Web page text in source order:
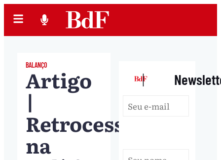
BALANÇO
Artigo
|
Retrocessos
na
|